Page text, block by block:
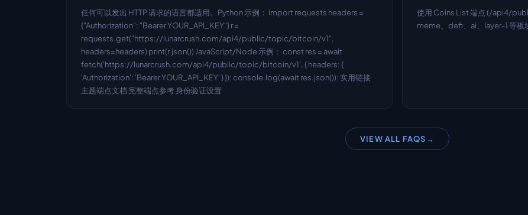
任何可以发出 HTTP 请求的语言都适用。Python 示例： import requests headers =
{"Authorization": "Bearer YOUR_API_KEY"} r =
requests.get("https://lunarcrush.com/api4/public/topic/bitcoin/v1",
headers=headers) print(r.json()) JavaScript/Node 示例： const res = await
fetch('https://lunarcrush.com/api4/public/topic/bitcoin/v1', { headers: {
'Authorization': 'Bearer YOUR_API_KEY' } }); console.log(await res.json()); 实用链接
主题端点文档 完整端点参考 身份验证设置
使用 Coins List 端点 (/api4/
meme、defi、ai、layer-1 等板
VIEW ALL FAQS →